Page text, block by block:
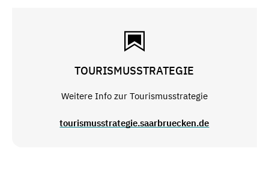
TOURISMUSSTRATEGIE
Weitere Info zur Tourismusstrategie
tourismusstrategie.saarbruecken.de